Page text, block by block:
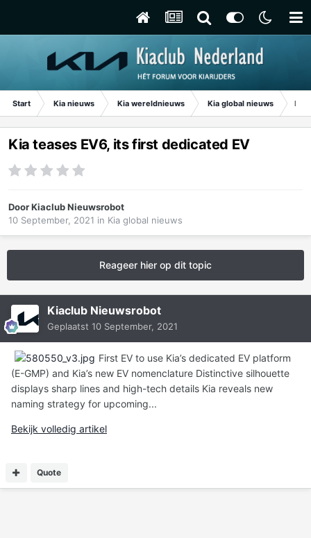
Start Kia nieuws Kia wereldnieuws Kia global nieuws Kia
Kia teases EV6, its first dedicated EV
DoorKiaclub Nieuwsrobot
10 September, 2021 in Kia global nieuws
Reageer hier op dit topic
Kiaclub Nieuwsrobot
Geplaatst 10 September, 2021
First EV to use Kia’s dedicated EV platform
(E-GMP) and Kia’s new EV nomenclature Distinctive silhouette
displays sharp lines and high-tech details Kia reveals new
naming strategy for upcoming...
Bekijk volledig artikel
Quote